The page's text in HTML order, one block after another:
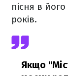
пісня в
років.
Якщо